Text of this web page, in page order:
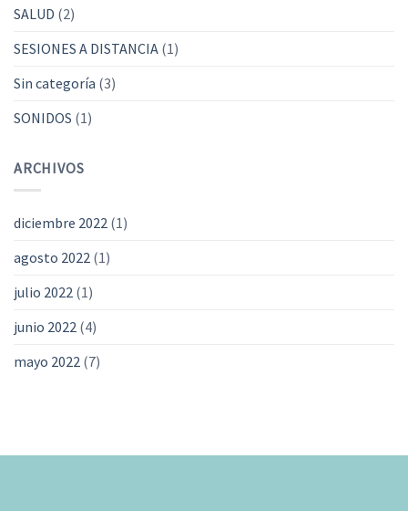
SALUD (2)
SESIONES A DISTANCIA (1)
Sin categoría (3)
SONIDOS (1)
ARCHIVOS
diciembre 2022 (1)
agosto 2022 (1)
julio 2022 (1)
junio 2022 (4)
mayo 2022 (7)